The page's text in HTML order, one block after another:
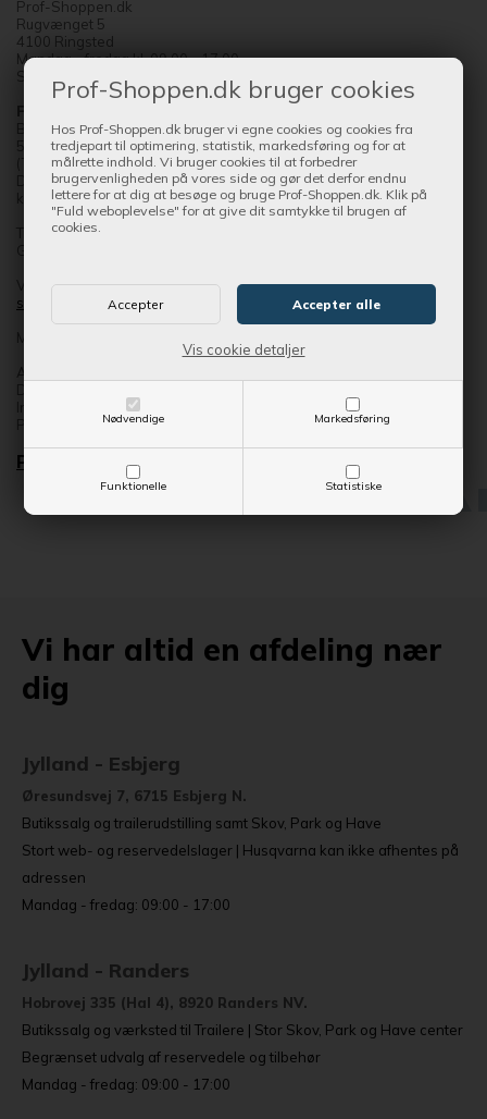
Prof-Shoppen.dk bruger cookies
Hos Prof-Shoppen.dk bruger vi egne cookies og cookies fra
tredjepart til optimering, statistik, markedsføring og for at
målrette indhold. Vi bruger cookies til at forbedrer
brugervenligheden på vores side og gør det derfor endnu
lettere for at dig at besøge og bruge Prof-Shoppen.dk. Klik på
"Fuld weboplevelse" for at give dit samtykke til brugen af
cookies.
Nødvendige Markedsføring
Funktionelle Statistiske
Vis cookie detaljer
Prof-Shoppen.dk
Rugvænget 5
4100 Ringsted
Mandag - fredag kl. 09.00 - 17.00
Søndag kl. 11.00 - 15.00
Fyn:
Byllerup 8
5580 Nørre Aaby
(Torsdag kl. 09.00-17.00 eller efter aftale).
Der forefindes serviceværksted og trailerudstilling på adressen -
kontakt os evt. for aftale.
Trailerne m.m. står på et indhegnet område og er forsynet med
Vi glæder os til at byde dig velkommen som kunde hoswww.prof-
shoppen.dk
- din vej til en seriøs handel.
Prof-Shoppen
PRESSE
Vi har altid en afdeling nær
dig
Jylland - Esbjerg
Øresundsvej 7, 6715 Esbjerg N.
Butikssalg og trailerudstilling samt Skov, Park og Have
Stort web- og reservedelslager | Husqvarna kan ikke afhentes på
adressen
Mandag - fredag: 09:00 - 17:00
Jylland - Randers
Hobrovej 335 (Hal 4), 8920 Randers NV.
Butikssalg og værksted til Trailere | Stor Skov, Park og Have center
Begrænset udvalg af reservedele og tilbehør
Mandag - fredag: 09:00 - 17:00